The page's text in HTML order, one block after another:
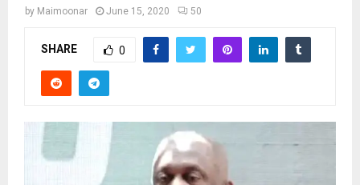
by Maimoonar June 15, 2020 50
SHARE 0